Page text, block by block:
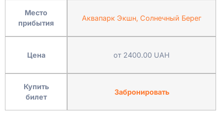
Место
прибытия
Цена
Купить
билет
Аквапарк Экшн, Солнечный Берег
от 2400.00 UAH
Забронировать